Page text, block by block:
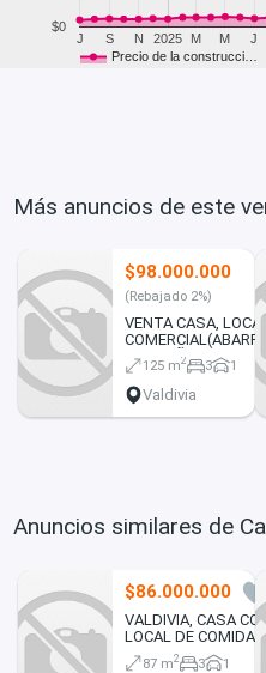
Precio de la construcci…
2025
J S N M M J
$0
Más anuncios de este
$98.000.000
(Rebajado 2%)
VENTA CASA, LOCAL
Y CABAÑA EN
BOSCO, VALDIVIA.
REBAJADO
125 m2 3 1
Valdivia
Anuncios similares de
$86.000.000
VALDIVIA, CASA
LOCAL DE COMIDA
OPERATIVO (165416)
87 m2 3 1